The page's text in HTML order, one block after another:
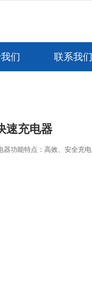
们 联系我们
速充电器
器功能特点：高效、安全充电